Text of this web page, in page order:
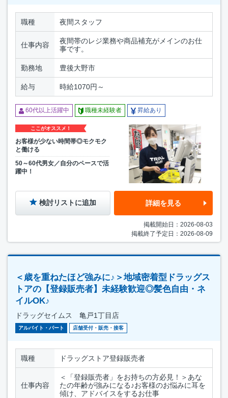
職種 夜間スタッフ
仕事内容
夜間帯のレジ業務や商品補充がメインのお仕
事です。
勤務地 豊後大野市
給与 時給1070円～
60代以上活躍中 職種未経験者 昇給あり
ここがオススメ！
お客様が少ない時間帯◎モクモク
と働ける
50～60代男女／自分のペースで活
躍中！
検討リストに追加 詳細を見る
掲載開始日：2026-08-03
掲載終了予定日：2026-08-09
＜歳を重ねたほど強みに♪＞地域密着型ドラッグス
トアの【登録販売者】未経験歓迎◎髪色自由・ネ
イルOK♪
ドラッグセイムス 亀戸1丁目店
アルバイト・パート 店舗受付・販売・接客
職種 ドラッグストア登録販売者
仕事内容
＜「登録販売者」をお持ちの方必見！＞あな
たの年齢が強みになる♪お客様のお悩みに耳を
傾け、アドバイスをするお仕事